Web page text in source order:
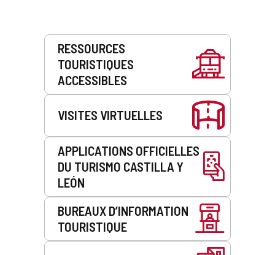
Prestations
RESSOURCES
TOURISTIQUES
ACCESSIBLES
VISITES VIRTUELLES
APPLICATIONS OFFICIELLES
DU TURISMO CASTILLA Y
LEÓN
BUREAUX D’INFORMATION
TOURISTIQUE